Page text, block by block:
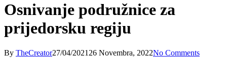
Osnivanje podružnice za
prijedorsku regiju
By TheCreator27/04/2021 26 Novembra, 2022No Comments